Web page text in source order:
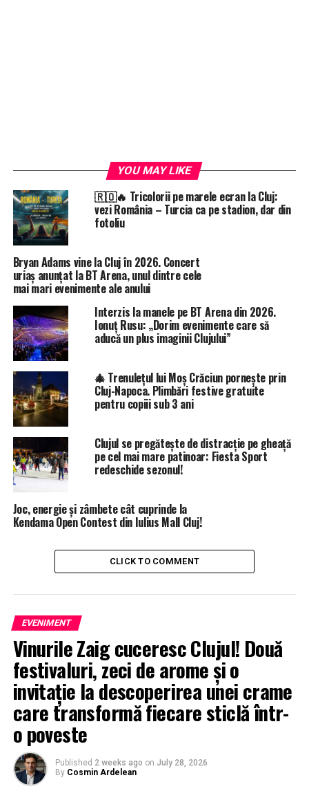
YOU MAY LIKE
🇷🇴🔥 Tricolorii pe marele ecran la Cluj:
vezi România – Turcia ca pe stadion, dar din
fotoliu
Bryan Adams vine la Cluj în 2026. Concert
uriaș anunțat la BT Arena, unul dintre cele
mai mari evenimente ale anului
Interzis la manele pe BT Arena din 2026.
Ionuț Rusu: „Dorim evenimente care să
aducă un plus imaginii Clujului”
🎄 Trenulețul lui Moș Crăciun pornește prin
Cluj-Napoca. Plimbări festive gratuite
pentru copiii sub 3 ani
Clujul se pregătește de distracție pe gheață
pe cel mai mare patinoar: Fiesta Sport
redeschide sezonul!
Joc, energie și zâmbete cât cuprinde la
Kendama Open Contest din Iulius Mall Cluj!
CLICK TO COMMENT
EVENIMENT
Vinurile Zaig cuceresc Clujul! Două
festivaluri, zeci de arome și o
invitație la descoperirea unei crame
care transformă fiecare sticlă într-
o poveste
Published 2 weeks ago on July 28, 2026
By Cosmin Ardelean